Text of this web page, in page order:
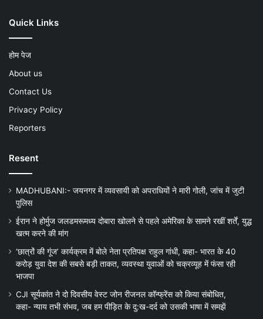
Quick Links
होम पेज
About us
Contact Us
Privacy Policy
Reporters
Resent
MADHUBANI:- जयनगर में व्यवसायी को अपराधियों ने मारी गोली, जांच में जुटी
पुलिस
ईरान ने होर्मुज जलडमरूमध्य दोबारा खोलने से पहले अमेरिका के सामने रखीं शर्तें, युद्ध
खत्म करने की मांग
‘छात्रों की गूंज’ कार्यक्रम में बोले नेता प्रतिपक्ष राहुल गांधी, कहा- भारत के 40
करोड़ युवा देश की सबसे बड़ी ताकत, व्यवस्था युवाओं को चक्रव्यूह में फंसा रही
भाजपा
CJI सूर्यकांत ने दो दिवसीय वेस्ट जोन रीजनल कॉन्फ्रेंस को किया संबोधित,
कहा- न्याय तभी संभव, जब हम पीड़ित के दु:ख-दर्द को उसकी भाषा में समझें